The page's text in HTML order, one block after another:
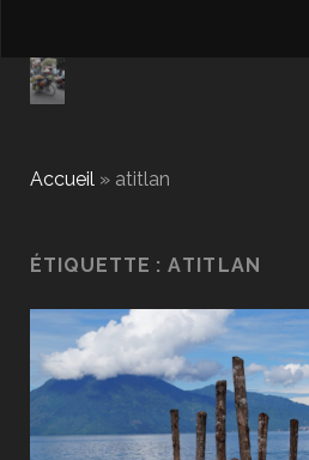
Accueil» atitlan
ÉTIQUETTE :ATITLAN